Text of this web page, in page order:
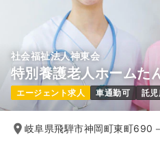
社会福祉法人神東会
特別養護老人ホームた
エージェント求人 車通勤可 託児
岐阜県飛騨市神岡町東町690